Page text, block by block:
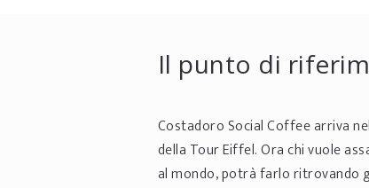
Il punto di
Costadoro Social Coffee arriva
della Tour Eiffel. Ora chi vuole
al mondo, potrà farlo ritrovando